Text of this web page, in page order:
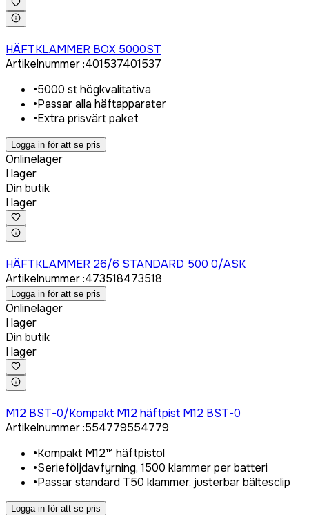
HÄFTKLAMMER BOX 5000ST
Artikelnummer:401537401537
•5000 st högkvalitativa
•Passar alla häftapparater
•Extra prisvärt paket
Logga in för att se pris
Onlinelager
I lager
Din butik
I lager
HÄFTKLAMMER 26/6 STANDARD 500 0/ASK
Artikelnummer:473518473518
Logga in för att se pris
Onlinelager
I lager
Din butik
I lager
M12 BST-0/Kompakt M12 häftpist M12 BST-0
Artikelnummer:554779554779
•Kompakt M12™ häftpistol
•Serieföljdavfyrning, 1500 klammer per batteri
•Passar standard T50 klammer, justerbar bältesclip
Logga in för att se pris